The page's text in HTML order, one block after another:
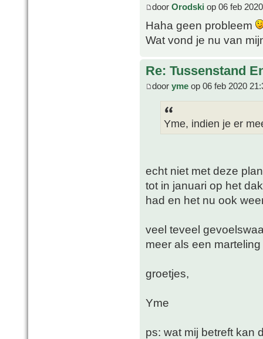
door Orodski op 06 feb
Haha geen probleem
Wat vond je nu van
Re: Tussenstand
door yme op 06 feb 2020
Yme, indien je er
echt niet met deze
tot in januari op het
had en het nu ook
veel teveel
meer als een
groetjes,
Yme
ps: wat mij betreft kan